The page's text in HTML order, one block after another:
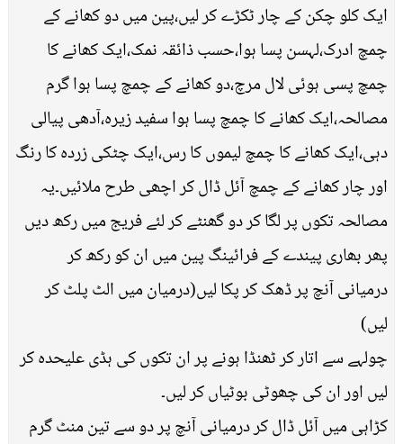
ایک کلو چکن کے چار ٹکڑے کر لیں،پین میں دو کھانے کے
چمچ ادرک،لہسن پسا ہوا،حسب ذائقہ نمک،ایک کھانے کا
چمچ پسی ہوئی لال مرچ،دو کھانے کے چمچ پسا ہوا گرم
مصالحہ،ایک کھانے کا چمچ پسا ہوا سفید زیرہ،آدھی پیالی
دہی،ایک کھانے کا چمچ لیموں کا رس،ایک چٹکی زردہ کا رنگ
اور چار کھانے کے چمچ آئل ڈال کر اچھی طرح ملائیں۔یہ
مصالحہ تکوں پر لگا کر دو گھنٹے کر لئے فریج میں رکھ دیں
پھر بھاری پیندے کے فرائینگ پین میں ان کو رکھ کر
درمیانی آنچ پر ڈھک کر پکا لیں(درمیان میں الٹ پلٹ کر
لیں)
چولہے سے اتار کر ٹھنڈا ہونے پر ان تکوں کی ہڈی علیحدہ کر
لیں اور ان کی چھوٹی بوٹیاں کر لیں۔
کڑاہی میں آئل ڈال کر درمیانی آنچ پر دو سے تین منٹ گرم